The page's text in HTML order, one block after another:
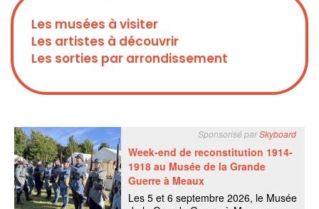
Les musées à visiter
Les artistes à découvrir
Les sorties par arrondissement